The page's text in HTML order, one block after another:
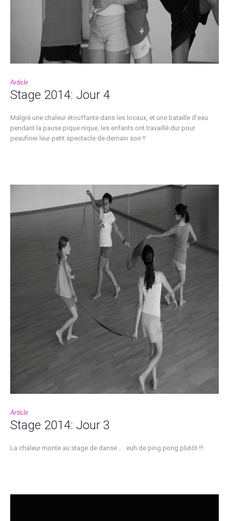
Article
Stage 2014: Jour 4
Malgré une chaleur étouffante dans les locaux, et une bataille d’eau
pendant la pause pique nique, les enfants ont travaillé dur pour
peaufiner leur petit spectacle de demain soir !!
Article
Stage 2014: Jour 3
La chaleur monte au stage de danse …. euh de ping pong plutôt !!!